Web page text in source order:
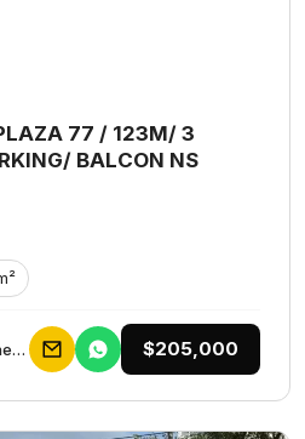
77 / 123M/ 3
BALCON NS
Galceb Group Bienes Raices $205,000